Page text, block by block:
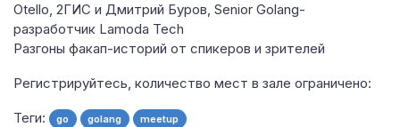
Otello, 2ГИС и Дмитрий Буров, Senior Golang-
разработчик Lamoda Tech
Разгоны факап-историй от спикеров и зрителей
Регистрируйтесь, количество мест в зале ограничено:
Теги: go golang meetup